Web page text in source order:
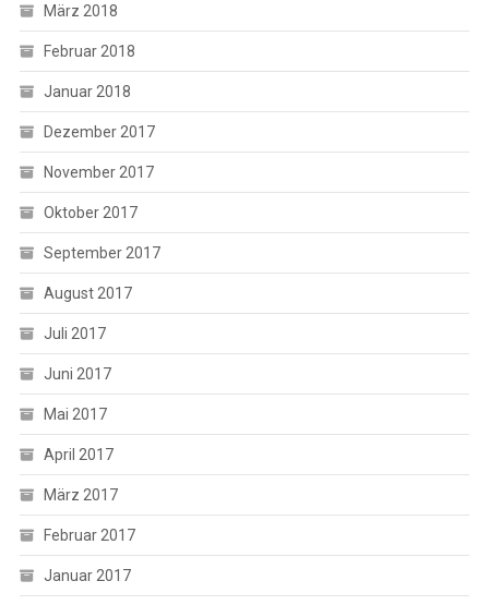
März 2018
Februar 2018
Januar 2018
Dezember 2017
November 2017
Oktober 2017
September 2017
August 2017
Juli 2017
Juni 2017
Mai 2017
April 2017
März 2017
Februar 2017
Januar 2017